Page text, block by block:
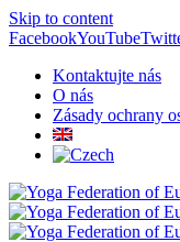
Skip to content
FacebookYouTube
Kontaktujte nás
O nás
Zásady ochrany